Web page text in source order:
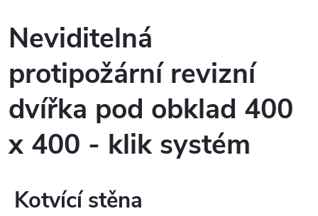
Neviditelná
protipožární revizní
dvířka pod obklad 400
x 400 - klik systém
Kotvící stěna